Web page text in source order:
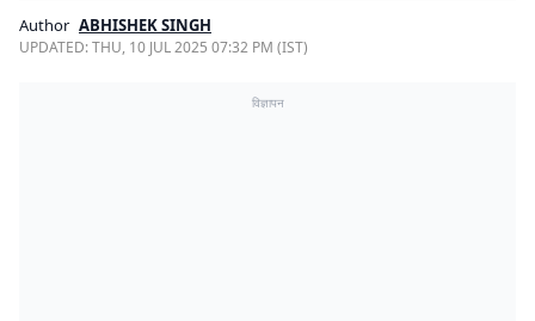
Author ABHISHEK SINGH
UPDATED:THU, 10 JUL 2025 07:32 PM (IST)
विज्ञापन